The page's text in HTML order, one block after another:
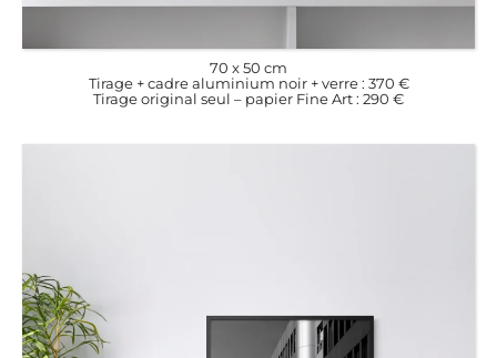
70 x 50 cm
Tirage + cadre aluminium noir + verre : 370 €
Tirage original seul – papier Fine Art : 290 €